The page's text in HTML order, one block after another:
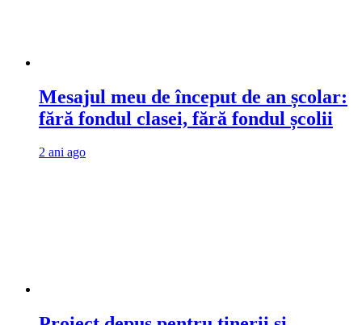
Mesajul meu de început de an școlar:
fără fondul clasei, fără fondul școlii
2 ani ago